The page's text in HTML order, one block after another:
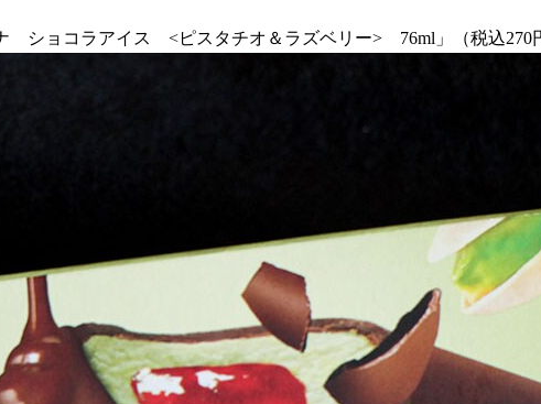
ショコラアイス <ピスタチオ＆ラズベリー> 76ml」（税込270